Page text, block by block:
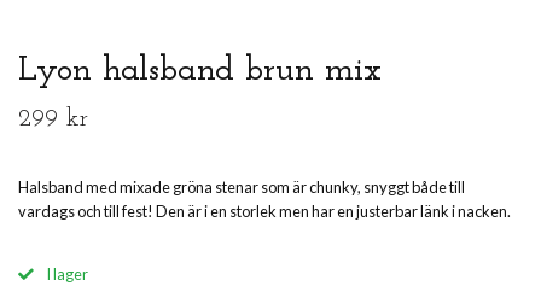
Lyon halsband brun mix
299 kr
Halsband med mixade gröna stenar som är chunky, snyggt både till
vardags och till fest! Den är i en storlek men har en justerbar länk i nacken.
I lager